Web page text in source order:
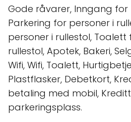
Gode råvarer, Inngang for
Parkering for personer i
personer i rullestol, Toalett
rullestol, Apotek, Bakeri,
Wifi, Wifi, Toalett,
Plastflasker, Debetkort,
betaling med mobil,
parkeringsplass.